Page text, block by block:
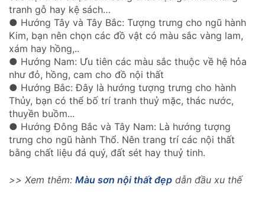
tranh gỗ hay kệ sách…
● Hướng Tây và Tây Bắc: Tượng trưng cho ngũ hành
Kim, bạn nên chọn các đồ vật có màu sắc vàng lam,
xám hay hồng,..
● Hướng Nam: Ưu tiên các màu sắc thuộc về hệ hỏa
như đỏ, hồng, cam cho đồ nội thất
● Hướng Bắc: Đây là hướng tượng trưng cho hành
Thủy, bạn có thể bố trí tranh thuỷ mặc, thác nước,
thuyền buồm...
● Hướng Đông Bắc và Tây Nam: Là hướng tượng
trưng cho ngũ hành Thổ. Nên trang trí các nội thất
bằng chất liệu đá quý, đất sét hay thuỷ tinh.
>> Xem thêm: Màu sơn nội thất đẹp dẫn đầu xu thế